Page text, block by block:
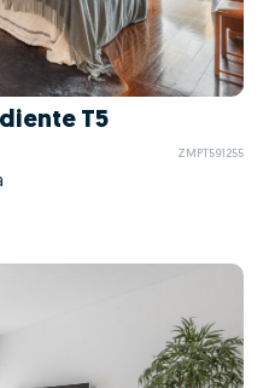
T5
ZMPT591255